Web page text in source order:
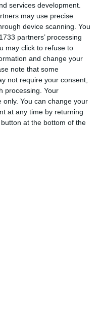
services development.
may use precise
device scanning. You
partners’ processing
may click to refuse to
and change your
note that some
not require your consent,
processing. Your
only. You can change your
at any time by returning
at the bottom of the